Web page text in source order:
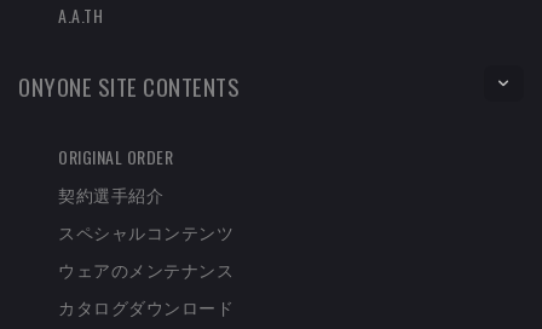
A.A.TH
ONYONE SITE CONTENTS
ORIGINAL ORDER
契約選手紹介
スペシャルコンテンツ
ウェアのメンテナンス
カタログダウンロード